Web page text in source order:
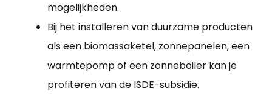
mogelijkheden.
Bij het installeren van duurzame producten
als een biomassaketel, zonnepanelen, een
warmtepomp of een zonneboiler kan je
profiteren van de ISDE-subsidie.